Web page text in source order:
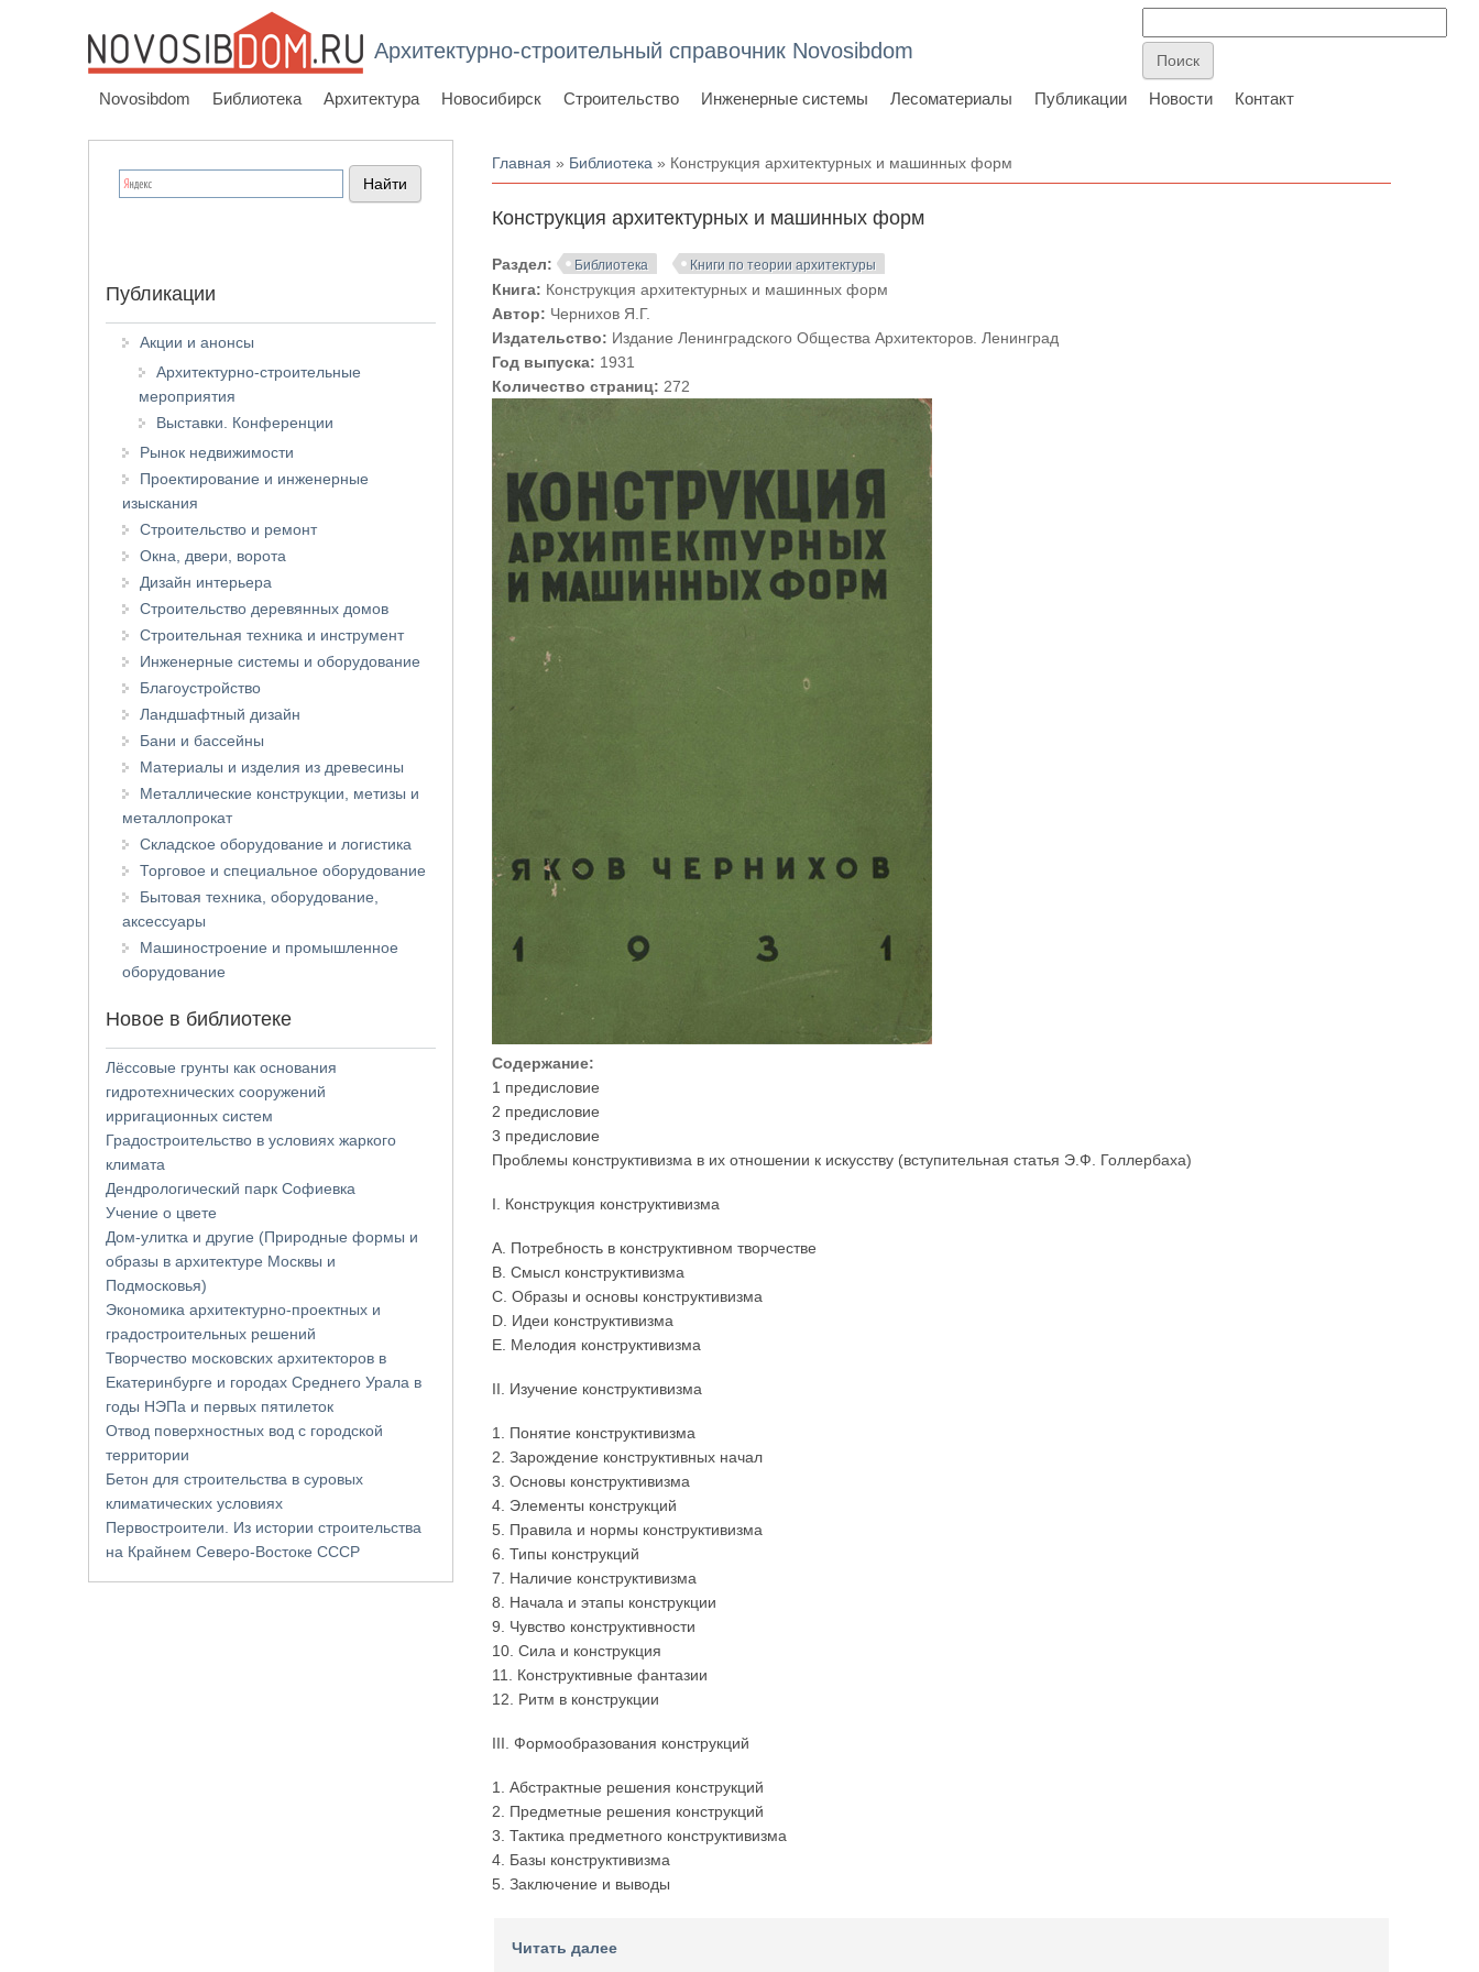
Архитектурно-строительный справочник Novosibdom
Novosibdom Библиотека Архитектура Новосибирск Строительство Инженерные системы Лесоматериалы Публикации Новости Контакт
Вы здесь
Главная » Библиотека » Конструкция архитектурных и машинных форм
Конструкция архитектурных и машинных форм
Раздел: Библиотека Книги по теории архитектуры
Книга: Конструкция архитектурных и машинных форм
Автор: Чернихов Я.Г.
Издательство: Издание Ленинградского Общества Архитекторов. Ленинград
Год выпуска: 1931
Количество страниц: 272
Содержание:
1 предисловие
2 предисловие
3 предисловие
Проблемы конструктивизма в их отношении к искусству (вступительная статья Э.Ф. Голлербаха)
I. Конструкция конструктивизма
A. Потребность в конструктивном творчестве
B. Смысл конструктивизма
C. Образы и основы конструктивизма
D. Идеи конструктивизма
E. Мелодия конструктивизма
II. Изучение конструктивизма
1. Понятие конструктивизма
2. Зарождение конструктивных начал
3. Основы конструктивизма
4. Элементы конструкций
5. Правила и нормы конструктивизма
6. Типы конструкций
7. Наличие конструктивизма
8. Начала и этапы конструкции
9. Чувство конструктивности
10. Сила и конструкция
11. Конструктивные фантазии
12. Ритм в конструкции
III. Формообразования конструкций
1. Абстрактные решения конструкций
2. Предметные решения конструкций
3. Тактика предметного конструктивизма
4. Базы конструктивизма
5. Заключение и выводы
Читать далее
Публикации
Акции и анонсы
Архитектурно-строительные
мероприятия
Выставки. Конференции
Рынок недвижимости
Проектирование и инженерные
изыскания
Строительство и ремонт
Окна, двери, ворота
Дизайн интерьера
Строительство деревянных домов
Строительная техника и инструмент
Инженерные системы и оборудование
Благоустройство
Ландшафтный дизайн
Бани и бассейны
Материалы и изделия из древесины
Металлические конструкции, метизы и
металлопрокат
Складское оборудование и логистика
Торговое и специальное оборудование
Бытовая техника, оборудование,
аксессуары
Машиностроение и промышленное
оборудование
Новое в библиотеке
Лёссовые грунты как основания
гидротехнических сооружений
ирригационных систем
Градостроительство в условиях жаркого
климата
Дендрологический парк Софиевка
Учение о цвете
Дом-улитка и другие (Природные формы и
образы в архитектуре Москвы и
Подмосковья)
Экономика архитектурно-проектных и
градостроительных решений
Творчество московских архитекторов в
Екатеринбурге и городах Среднего Урала в
годы НЭПа и первых пятилеток
Отвод поверхностных вод с городской
территории
Бетон для строительства в суровых
климатических условиях
Первостроители. Из истории строительства
на Крайнем Северо-Востоке СССР